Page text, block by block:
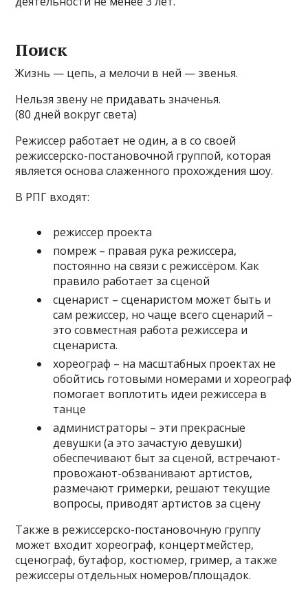
Поиск
Жизнь — цепь, а мелочи в ней — звенья.
Нельзя звену не придавать значенья.
(80 дней вокруг света)
Режиссер работает не один, а в со своей
режиссерско-постановочной группой, которая
является основа слаженного прохождения шоу.
В РПГ входят:
режиссер проекта
помреж – правая рука режиссера,
постоянно на связи с режиссёром. Как
правило работает за сценой
сценарист – сценаристом может быть и
сам режиссер, но чаще всего сценарий –
это совместная работа режиссера и
сценариста.
хореограф – на масштабных проектах не
обойтись готовыми номерами и хореограф
помогает воплотить идеи режиссера в
танце
администраторы – эти прекрасные
девушки (а это зачастую девушки)
обеспечивают быт за сценой, встречают-
провожают-обзванивают артистов,
размечают гримерки, решают текущие
вопросы, приводят артистов за сцену
Также в режиссерско-постановочную группу
может входит хореограф, концертмейстер,
сценограф, бутафор, костюмер, гример, а также
режиссеры отдельных номеров/площадок.